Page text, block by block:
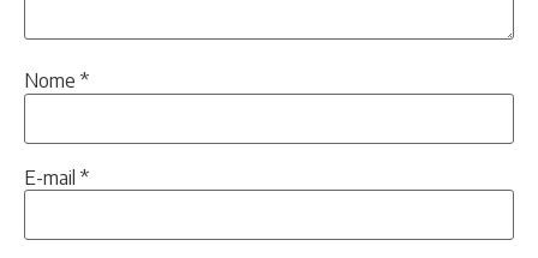
Nome *
E-mail *